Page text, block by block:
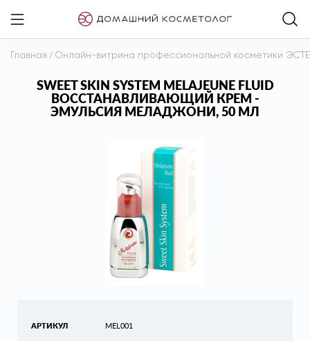
Главная / Онлайн-витрина профессиональной косметики
SWEET SKIN SYSTEM MELAJEUNE FLUID
ВОССТАНАВЛИВАЮЩИЙ КРЕМ -
ЭМУЛЬСИЯ МЕЛАДЖОНИ, 50 МЛ
АРТИКУЛ MEL001